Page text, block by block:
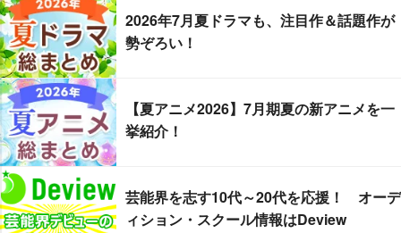
2026年7月夏ドラマも、注目作＆話題作が
勢ぞろい！
【夏アニメ2026】7月期夏の新アニメを一
挙紹介！
芸能界を志す10代～20代を応援！ オーデ
ィション・スクール情報はDeview